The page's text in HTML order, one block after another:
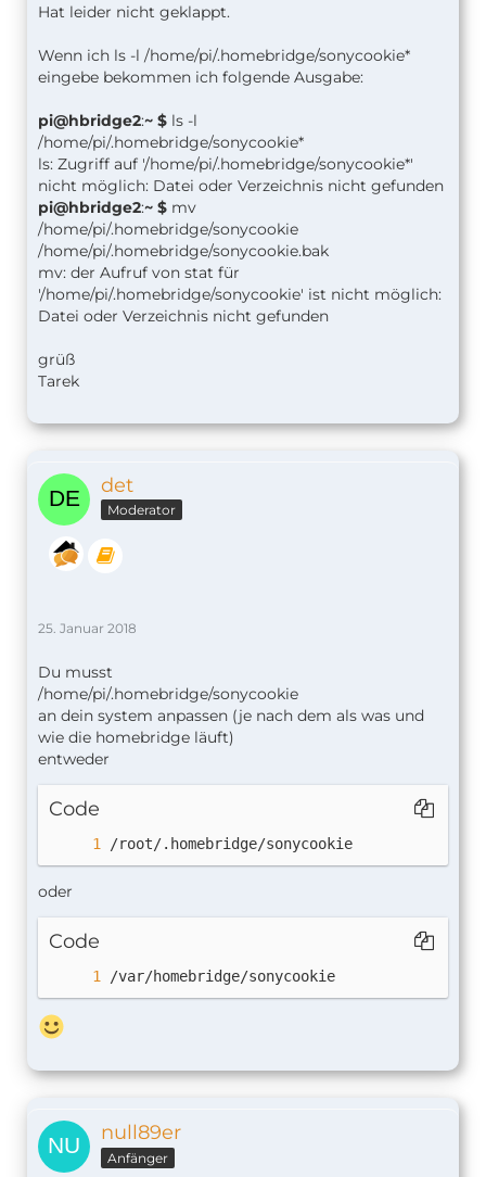
Hat leider nicht geklappt.
Wenn ich ls -l /home/pi/.homebridge/sonycookie*
eingebe bekommen ich folgende Ausgabe:
pi@hbridge2:~ $ ls -l
/home/pi/.homebridge/sonycookie*
ls: Zugriff auf '/home/pi/.homebridge/sonycookie*'
nicht möglich: Datei oder Verzeichnis nicht gefunden
pi@hbridge2:~ $ mv
/home/pi/.homebridge/sonycookie
/home/pi/.homebridge/sonycookie.bak
mv: der Aufruf von stat für
'/home/pi/.homebridge/sonycookie' ist nicht möglich:
Datei oder Verzeichnis nicht gefunden
grüß
Tarek
det
Moderator
25. Januar 2018
Du musst
/home/pi/.homebridge/sonycookie
an dein system anpassen (je nach dem als was und
wie die homebridge läuft)
entweder
Code
/root/.homebridge/sonycookie
oder
Code
/var/homebridge/sonycookie
null89er
Anfänger